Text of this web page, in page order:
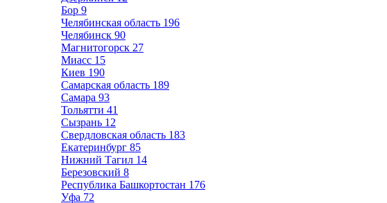
Бор 9
Челябинская область 196
Челябинск 90
Магнитогорск 27
Миасс 15
Киев 190
Самарская область 189
Самара 93
Тольятти 41
Сызрань 12
Свердловская область 183
Екатеринбург 85
Нижний Тагил 14
Березовский 8
Республика Башкортостан 176
Уфа 72